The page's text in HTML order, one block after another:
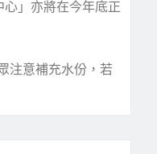
」亦將在今年底正
注意補充水份，若